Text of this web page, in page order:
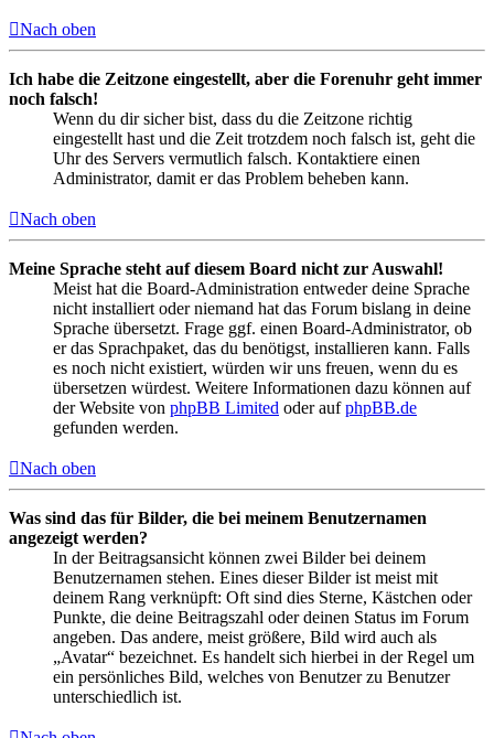
Nach oben
Ich habe die Zeitzone eingestellt, aber die Forenuhr geht immer
noch falsch!
Wenn du dir sicher bist, dass du die Zeitzone richtig
eingestellt hast und die Zeit trotzdem noch falsch ist, geht die
Uhr des Servers vermutlich falsch. Kontaktiere einen
Administrator, damit er das Problem beheben kann.
Nach oben
Meine Sprache steht auf diesem Board nicht zur Auswahl!
Meist hat die Board-Administration entweder deine Sprache
nicht installiert oder niemand hat das Forum bislang in deine
Sprache übersetzt. Frage ggf. einen Board-Administrator, ob
er das Sprachpaket, das du benötigst, installieren kann. Falls
es noch nicht existiert, würden wir uns freuen, wenn du es
übersetzen würdest. Weitere Informationen dazu können auf
der Website von phpBB Limited oder aufphpBB.de
gefunden werden.
Nach oben
Was sind das für Bilder, die bei meinem Benutzernamen
angezeigt werden?
In der Beitragsansicht können zwei Bilder bei deinem
Benutzernamen stehen. Eines dieser Bilder ist meist mit
deinem Rang verknüpft: Oft sind dies Sterne, Kästchen oder
Punkte, die deine Beitragszahl oder deinen Status im Forum
angeben. Das andere, meist größere, Bild wird auch als
„Avatar“ bezeichnet. Es handelt sich hierbei in der Regel um
ein persönliches Bild, welches von Benutzer zu Benutzer
unterschiedlich ist.